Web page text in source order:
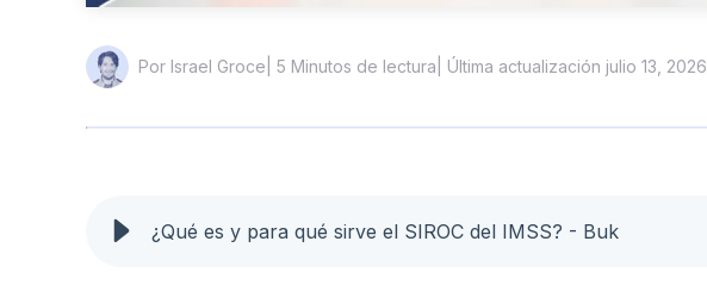
Por Israel Groce | 5 Minutos de lectura | Última actualización julio 13, 2026
¿Qué es y para qué sirve el SIROC del IMSS? - Buk